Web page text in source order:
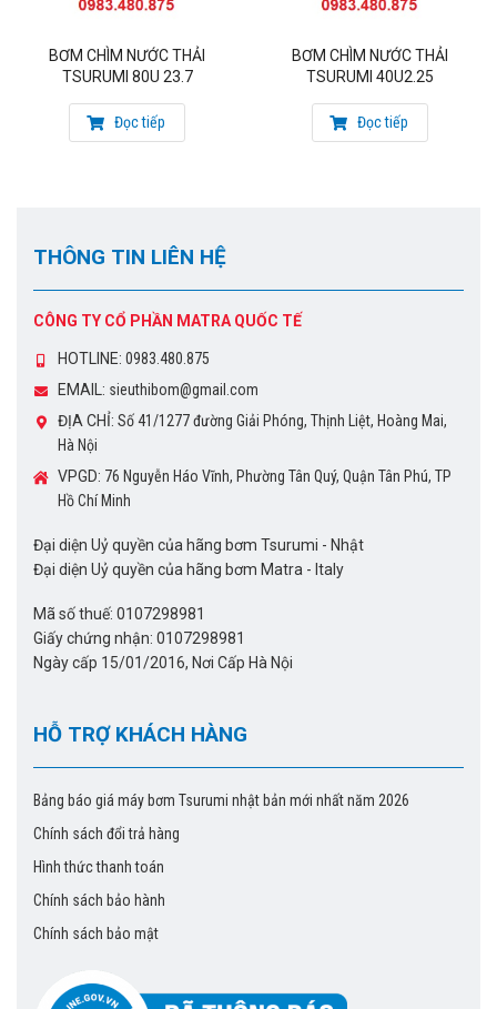
BƠM CHÌM NƯỚC THẢI
TSURUMI 80U 23.7
Đọc tiếp
BƠM CHÌM NƯỚC THẢI
TSURUMI 40U2.25
Đọc tiếp
THÔNG TIN LIÊN HỆ
CÔNG TY CỔ PHẦN MATRA QUỐC TẾ
HOTLINE: 0983.480.875
EMAIL: sieuthibom@gmail.com
ĐỊA CHỈ: Số 41/1277 đường Giải Phóng, Thịnh Liệt, Hoàng Mai,
Hà Nội
VPGD: 76 Nguyễn Háo Vĩnh, Phường Tân Quý, Quận Tân Phú, TP
Hồ Chí Minh
Đại diện Uỷ quyền của hãng bơm Tsurumi - Nhật
Đại diện Uỷ quyền của hãng bơm Matra - Italy
Mã số thuế: 0107298981
Giấy chứng nhận: 0107298981
Ngày cấp 15/01/2016, Nơi Cấp Hà Nội
HỖ TRỢ KHÁCH HÀNG
Bảng báo giá máy bơm Tsurumi nhật bản mới nhất năm 2026
Chính sách đổi trả hàng
Hình thức thanh toán
Chính sách bảo hành
Chính sách bảo mật